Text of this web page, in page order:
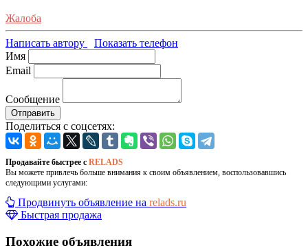
Жалоба
Написать автору
Показать телефон
Имя
Email
Сообщение
Отправить
Поделиться с соцсетях:
Продавайте быстрее с RELADS
Вы можете привлечь больше внимания к своим объявлением, воспользовавшись
следующими услугами:
Продвинуть объявление на relads.ru
Быстрая продажа
Похожие объявления